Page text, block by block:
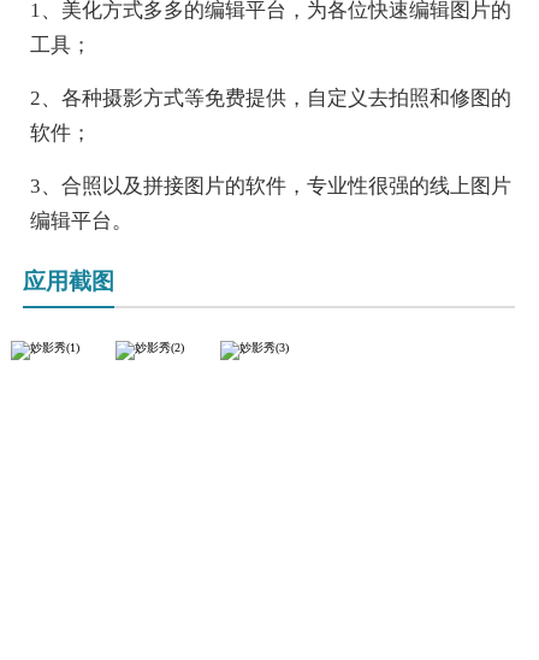
1、美化方式多多的编辑平台，为各位快速编辑图片的
工具；
2、各种摄影方式等免费提供，自定义去拍照和修图的
软件；
3、合照以及拼接图片的软件，专业性很强的线上图片
编辑平台。
应用截图